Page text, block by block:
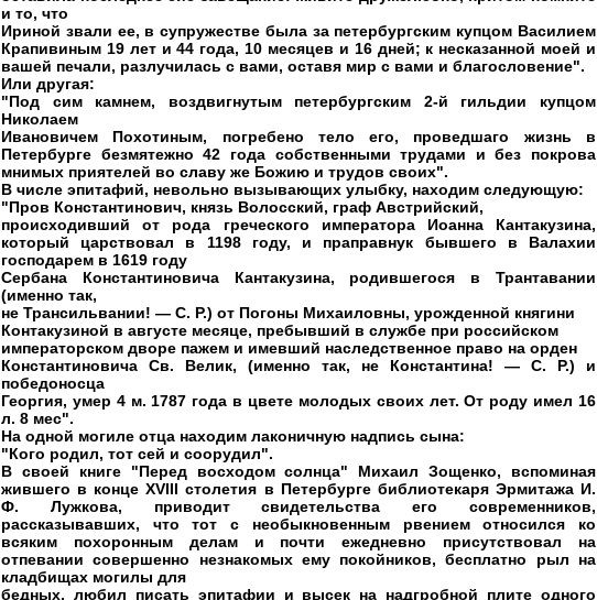
и то, что
Ириной звали ее, в супружестве была за петербургским купцом Василием
Крапивиным 19 лет и 44 года, 10 месяцев и 16 дней; к несказанной моей и
вашей печали, разлучилась с вами, оставя мир с вами и благословение".
Или другая:
"Под сим камнем, воздвигнутым петербургским 2-й гильдии купцом
Николаем
Ивановичем Похотиным, погребено тело его, проведшаго жизнь в
Петербурге безмятежно 42 года собственными трудами и без покрова
мнимых приятелей во славу же Божию и трудов своих".
В числе эпитафий, невольно вызывающих улыбку, находим следующую:
"Пров Константинович, князь Волосский, граф Австрийский,
происходивший от рода греческого императора Иоанна Кантакузина,
который царствовал в 1198 году, и праправнук бывшего в Валахии
господарем в 1619 году
Сербана Константиновича Кантакузина, родившегося в Трантавании
(именно так,
не Трансильвании! — С. Р.) от Погоны Михаиловны, урожденной княгини
Контакузиной в августе месяце, пребывший в службе при российском
императорском дворе пажем и имевший наследственное право на орден
Константиновича Св. Велик, (именно так, не Константина! — С. Р.) и
победоносца
Георгия, умер 4 м. 1787 года в цвете молодых своих лет. От роду имел 16
л. 8 мес".
На одной могиле отца находим лаконичную надпись сына:
"Кого родил, тот сей и соорудил".
В своей книге "Перед восходом солнца" Михаил Зощенко, вспоминая
жившего в конце XVIII столетия в Петербурге библиотекаря Эрмитажа И.
Ф. Лужкова, приводит свидетельства его современников,
рассказывавших, что тот с необыкновенным рвением относился ко
всяким похоронным делам и почти ежедневно присутствовал на
отпевании совершенно незнакомых ему покойников, бесплатно рыл на
кладбищах могилы для
бедных, любил писать эпитафии и высек на надгробной плите одного